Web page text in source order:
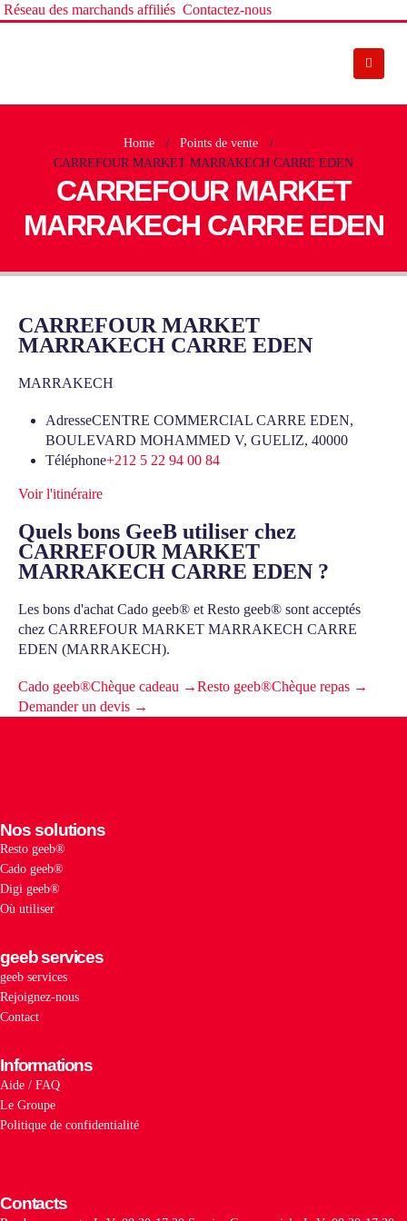
Réseau des marchands affiliés Contactez-nous
Home
Points de vente
CARREFOUR MARKET MARRAKECH CARRE EDEN
CARREFOUR MARKET
MARRAKECH CARRE EDEN
CARREFOUR MARKET
MARRAKECH CARRE EDEN
MARRAKECH
AdresseCENTRE COMMERCIAL CARRE EDEN,
BOULEVARD MOHAMMED V, GUELIZ, 40000
Téléphone+212 5 22 94 00 84
Voir l'itinéraire
Quels bons GeeB utiliser chez
CARREFOUR MARKET
MARRAKECH CARRE EDEN ?
Les bons d'achat Cado geeb® et Resto geeb® sont acceptés
chez CARREFOUR MARKET MARRAKECH CARRE
EDEN (MARRAKECH).
Cado geeb®Chèque cadeau →Resto geeb®Chèque repas →
Demander un devis →
Nos solutions
Resto geeb®
Cado geeb®
Digi geeb®
Où utiliser
geeb services
geeb services
Rejoignez-nous
Contact
Informations
Aide / FAQ
Le Groupe
Politique de confidentialité
Contacts